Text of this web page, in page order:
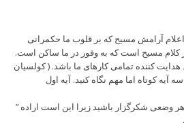
آرامش مسیح که بر قلوب ما حکمرانی
کلام مسیح است که به وفور در ما ساکن است.
کننده تمامی کارهای ما باشد. ( کولسیان
به سه آیه کوتاه اما مهم نگاه کنید. آیه اول
” شاد باشید پیوسته دعا کنید در هر وضعی شکرگزار باشید زیرا این است اراده